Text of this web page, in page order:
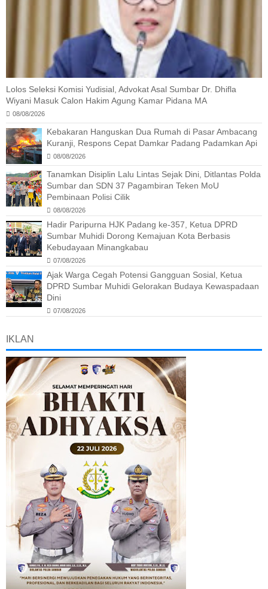
Lolos Seleksi Komisi Yudisial, Advokat Asal Sumbar Dr. Dhifla
Wiyani Masuk Calon Hakim Agung Kamar Pidana MA
08/08/2026
Kebakaran Hanguskan Dua Rumah di Pasar Ambacang
Kuranji, Respons Cepat Damkar Padang Padamkan Api
08/08/2026
Tanamkan Disiplin Lalu Lintas Sejak Dini, Ditlantas Polda
Sumbar dan SDN 37 Pagambiran Teken MoU
Pembinaan Polisi Cilik
08/08/2026
Hadir Paripurna HJK Padang ke-357, Ketua DPRD
Sumbar Muhidi Dorong Kemajuan Kota Berbasis
Kebudayaan Minangkabau
07/08/2026
Ajak Warga Cegah Potensi Gangguan Sosial, Ketua
DPRD Sumbar Muhidi Gelorakan Budaya Kewaspadaan
Dini
07/08/2026
IKLAN